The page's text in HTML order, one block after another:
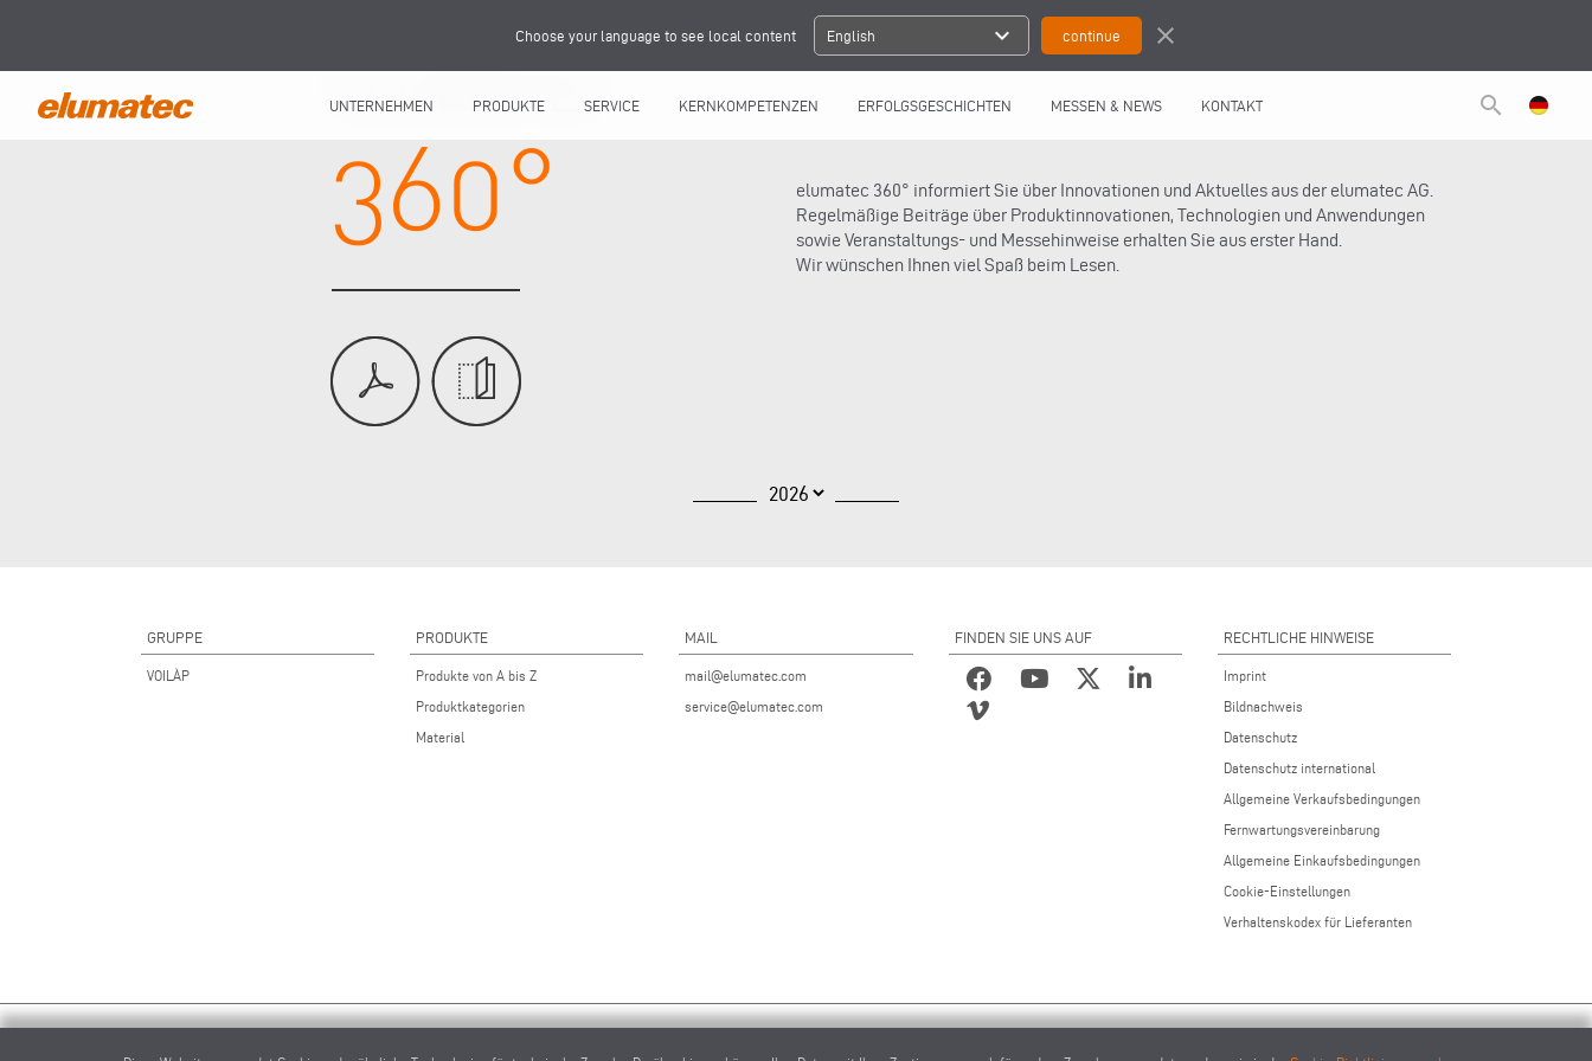
Choose your language to see local content English expand_more close
UNTERNEHMEN PRODUKTE SERVICE KERNKOMPETENZEN ERFOLGSGESCHICHTEN MESSEN & NEWS KONTAKT search
elumatec 360° informiert Sie über Innovationen und Aktuelles aus der elumatec AG.
Regelmäßige Beiträge über Produktinnovationen, Technologien und Anwendungen
sowie Veranstaltungs- und Messehinweise erhalten Sie aus erster Hand.
Wir wünschen Ihnen viel Spaß beim Lesen.
GRUPPE
VOILÀP
PRODUKTE
Produkte von A bis Z
Produktkategorien
Material
MAIL
mail@elumatec.com
service@elumatec.com
FINDEN SIE UNS AUF RECHTLICHE HINWEISE
Imprint
Bildnachweis
Datenschutz
Datenschutz international
Allgemeine Verkaufsbedingungen
Fernwartungsvereinbarung
Allgemeine Einkaufsbedingungen
Cookie-Einstellungen
Verhaltenskodex für Lieferanten